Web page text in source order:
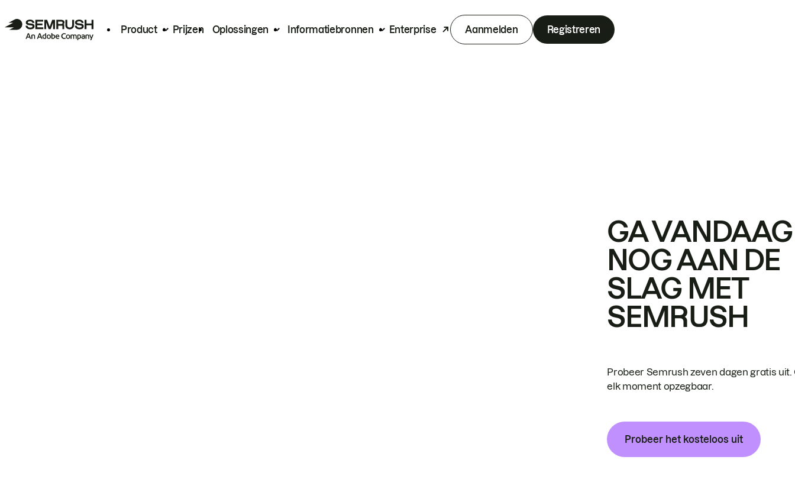
Product Prijzen Oplossingen Informatiebronnen Enterprise Aanmelden Registreren
GA VANDAAG
NOG AAN DE
SLAG MET
SEMRUSH
Probeer Semrush zeven dagen gratis uit.
elk moment opzegbaar.
Probeer het kosteloos uit